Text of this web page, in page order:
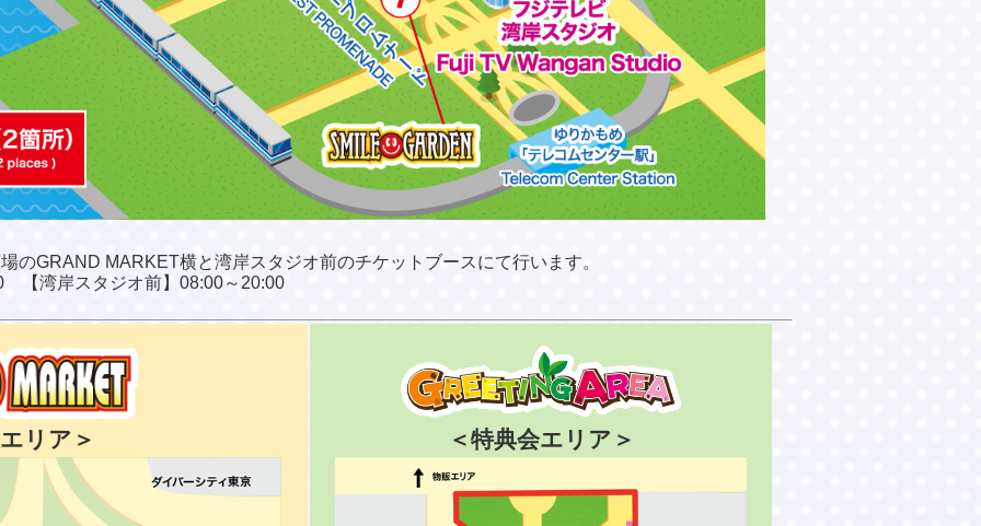
のGRAND MARKET横と湾岸スタジオ前のチケットブースにて行います。
【湾岸スタジオ前】08:00～20:00
リア＞ ＜特典会エリア＞